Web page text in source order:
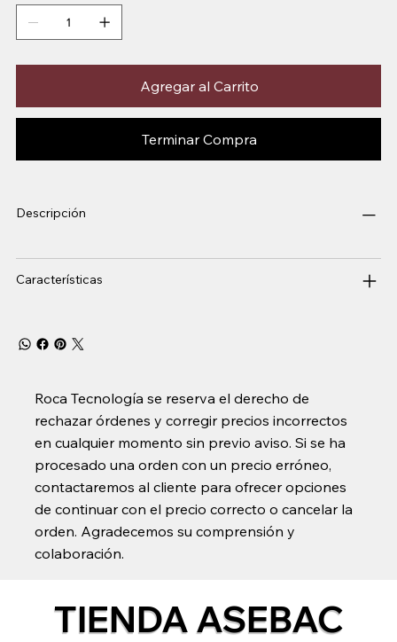
Agregar al Carrito
Terminar Compra
Descripción
Características
Roca Tecnología se reserva el derecho de
rechazar órdenes y corregir precios incorrectos
en cualquier momento sin previo aviso. Si se ha
procesado una orden con un precio erróneo,
contactaremos al cliente para ofrecer opciones
de continuar con el precio correcto o cancelar la
orden. Agradecemos su comprensión y
colaboración.
TIENDA ASEBAC